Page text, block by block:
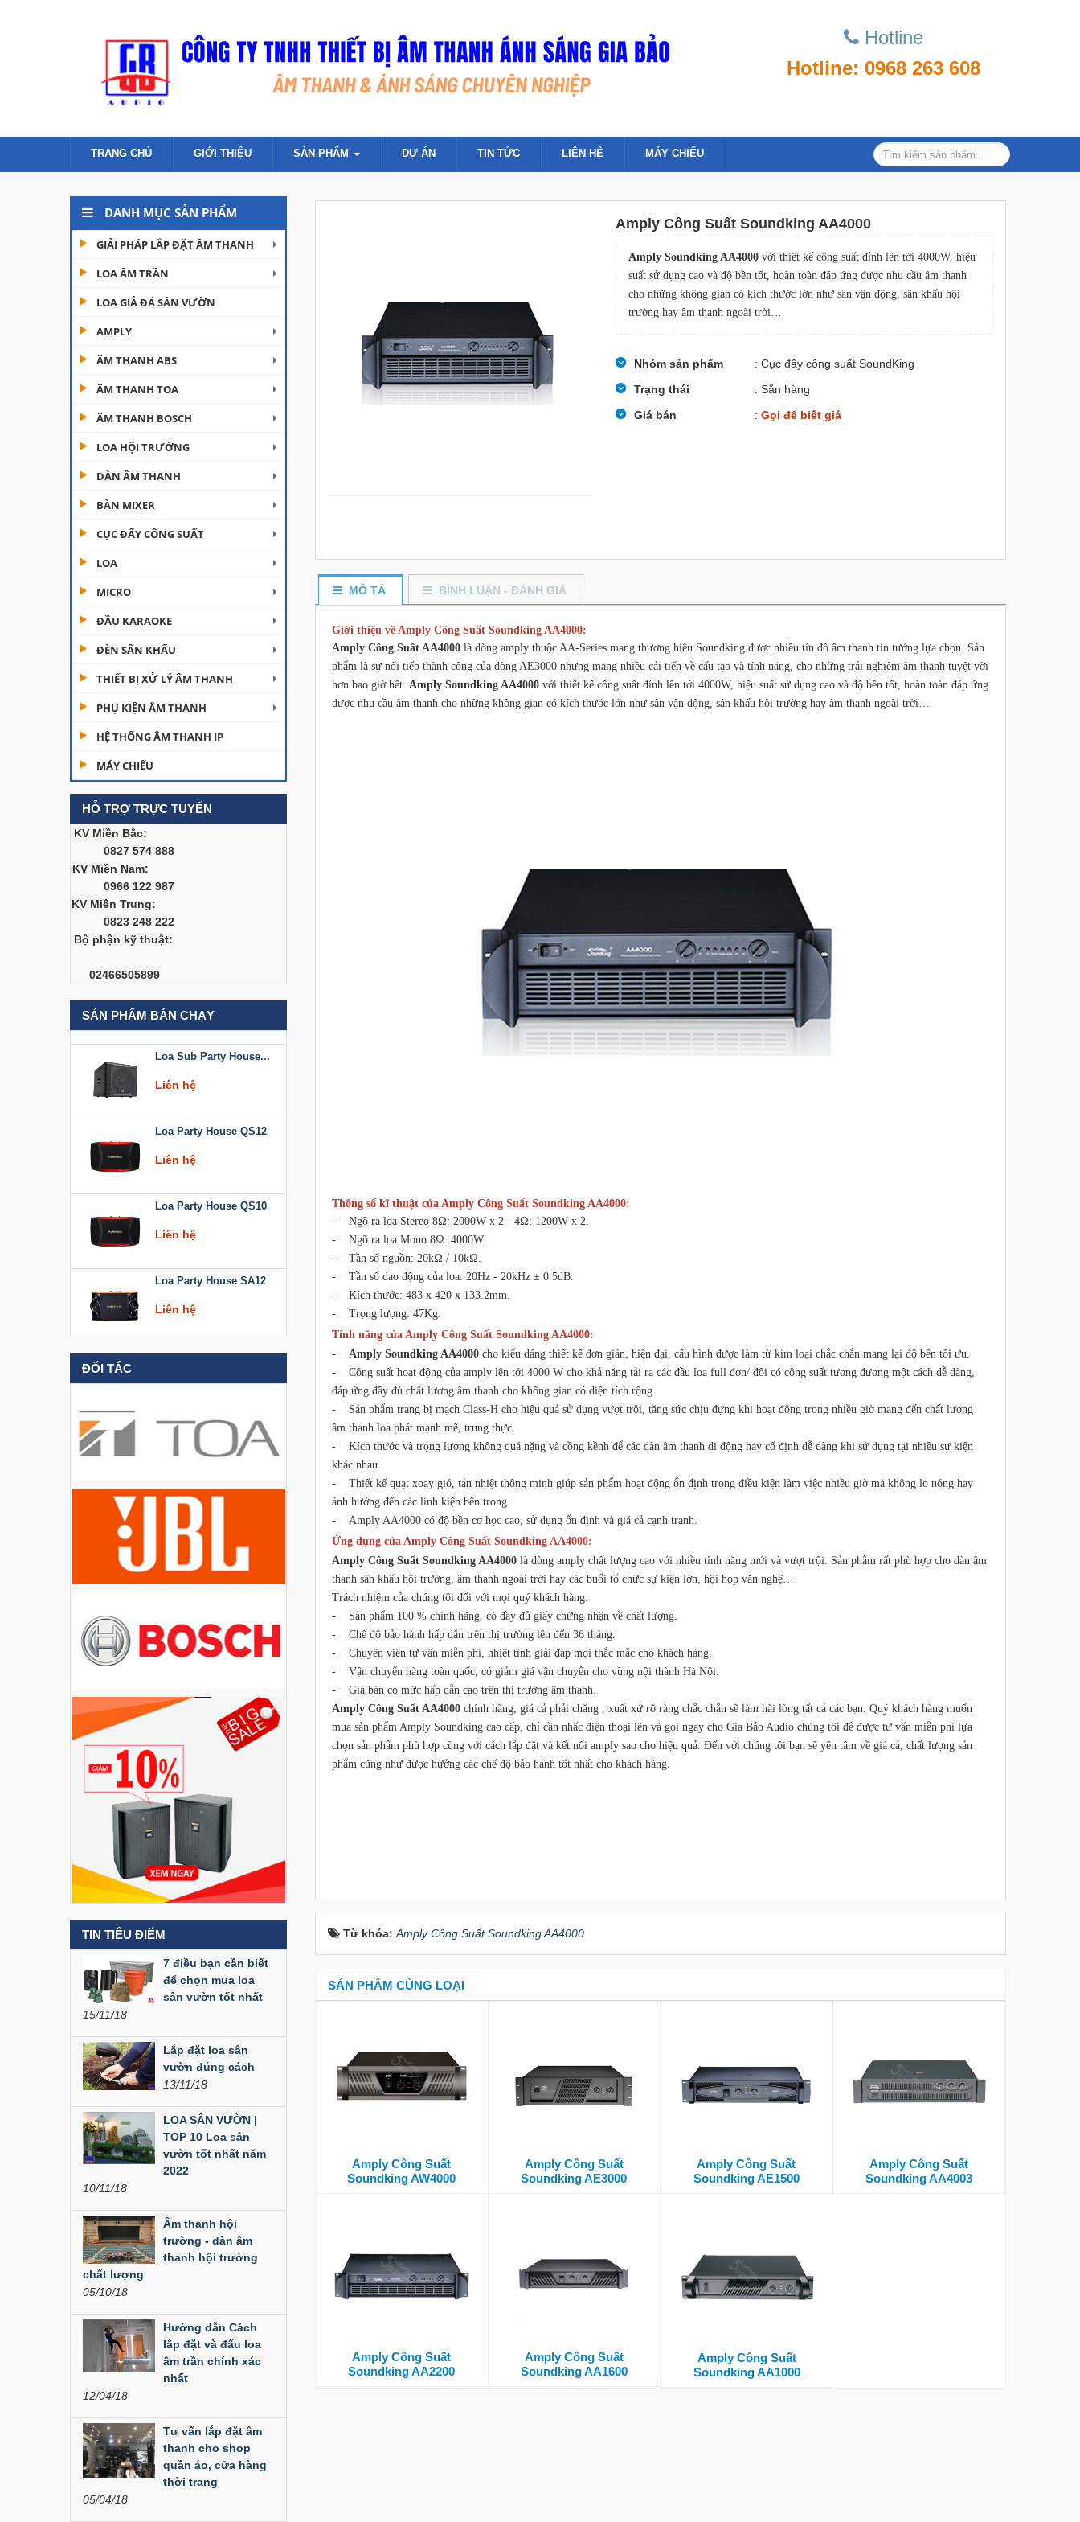
Hotline
Hotline: 0968 263 608
TRANG CHỦ GIỚI THIỆU SẢN PHẨM DỰ ÁN TIN TỨC LIÊN HỆ MÁY CHIẾU
DANH MỤC SẢN PHẨM
GIẢI PHÁP LẮP ĐẶT ÂM THANH
LOA ÂM TRẦN
LOA GIẢ ĐÁ SÂN VƯỜN
AMPLY
ÂM THANH ABS
ÂM THANH TOA
ÂM THANH BOSCH
LOA HỘI TRƯỜNG
DÀN ÂM THANH
BÀN MIXER
CỤC ĐẨY CÔNG SUẤT
LOA
MICRO
ĐẦU KARAOKE
ĐÈN SÂN KHẤU
THIẾT BỊ XỬ LÝ ÂM THANH
PHỤ KIỆN ÂM THANH
HỆ THỐNG ÂM THANH IP
MÁY CHIẾU
HỖ TRỢ TRỰC TUYẾN
KV Miền Bắc:
0827 574 888
KV Miền Nam:
0966 122 987
KV Miền Trung:
0823 248 222
Bộ phận kỹ thuật:
02466505899
SẢN PHẨM BÁN CHẠY
Liên hệ
Cục đẩy công suất
Dàn âm thanh hội
trường...
Bàn Mixer
Allen&Heath...
Liên hệ
Bàn Mixer
Liên hệ
Loa Sub Party House
D218
Liên hệ
Loa Sub Party House...
Loa Party House QS12
Loa Party House QS10
Loa Party House SA12
Loa Party House KT510
Liên hệ
Loa Party House PH12
Liên hệ
Loa Party House PH10
Loa Party House AP12
Loa Party House AP10
Liên hệ
Loa Party House MF15
Liên hệ
Loa Party House MF12
Liên hệ
Liên hệ
Liên hệ
Liên hệ
Đèn Led Moving 108
Liên hệ
Đèn Moving Beam
350W
Đèn Moving Beam 230
Plus
Liên hệ
Liên hệ
Cục đẩy công suất
ĐỐI TÁC
TIN TIÊU ĐIỂM
7 điều bạn cần biết
để chọn mua loa
sân vườn tốt nhất
15/11/18
Lắp đặt loa sân
vườn đúng cách
13/11/18
LOA SÂN VƯỜN |
TOP 10 Loa sân
vườn tốt nhất năm
2022
10/11/18
Âm thanh hội
trường - dàn âm
thanh hội trường
chất lượng
05/10/18
Hướng dẫn Cách
lắp đặt và đấu loa
âm trần chính xác
nhất
12/04/18
Tư vấn lắp đặt âm
thanh cho shop
quần áo, cửa hàng
thời trang
05/04/18
Amply Công Suất Soundking AA4000
Amply Soundking AA4000với thiết kế công suất đỉnh lên tới 4000W, hiệu
suất sử dụng cao và độ bền tốt, hoàn toàn đáp ứng được nhu cầu âm thanh
cho những không gian có kích thước lớn như sân vận động, sân khấu hội
trường hay âm thanh ngoài trời…
Nhóm sản phẩm
: Cục đẩy công suất SoundKing
Trạng thái
: Sẵn hàng
Giá bán
: Gọi để biết giá
MÔ TẢ BÌNH LUẬN - ĐÁNH GIÁ
Giới thiệu về Amply Công Suất Soundking AA4000:
Amply Công Suất AA4000 là dòng amply thuộc AA-Series mang thương hiệu Soundking được nhiều tín đồ âm thanh tin tưởng lựa chọn. Sản
phẩm là sự nối tiếp thành công của dòng AE3000 nhưng mang nhiều cải tiến về cấu tạo và tính năng, cho những trải nghiêm âm thanh tuyệt vời
hơn bao giờ hết. Amply Soundking AA4000 với thiết kế công suất đỉnh lên tới 4000W, hiệu suất sử dụng cao và độ bền tốt, hoàn toàn đáp ứng
được nhu cầu âm thanh cho những không gian có kích thước lớn như sân vận động, sân khấu hội trường hay âm thanh ngoài trời…
Thông số kĩ thuật của Amply Công Suất Soundking AA4000:
- Ngõ ra loa Stereo 8Ω: 2000W x 2 - 4Ω: 1200W x 2.
- Ngõ ra loa Mono 8Ω: 4000W.
- Tần số nguồn: 20kΩ / 10kΩ.
- Tần số dao động của loa: 20Hz - 20kHz ± 0.5dB.
- Kích thước: 483 x 420 x 133.2mm.
- Trọng lượng: 47Kg.
Tính năng của Amply Công Suất Soundking AA4000:
- Amply Soundking AA4000 cho kiểu dáng thiết kế đơn giản, hiện đại, cấu hình được làm từ kim loại chắc chắn mang lại độ bền tối ưu.
- Công suất hoạt động của amply lên tới 4000 W cho khả năng tải ra các đầu loa full đơn/ đôi có công suất tương đương một cách dễ dàng,
đáp ứng đầy đủ chất lượng âm thanh cho không gian có diện tích rộng.
- Sản phẩm trang bị mạch Class-H cho hiệu quả sử dụng vượt trội, tăng sức chịu đựng khi hoạt động trong nhiều giờ mang đến chất lượng
âm thanh loa phát mạnh mẽ, trung thực.
- Kích thước và trọng lượng không quá nặng và cồng kềnh để các dàn âm thanh di động hay cố định dễ dàng khi sử dụng tại nhiều sự kiện
khác nhau.
- Thiết kế quạt xoay gió, tản nhiệt thông minh giúp sản phẩm hoạt động ổn định trong điều kiện làm việc nhiều giờ mà không lo nóng hay
ảnh hưởng đến các linh kiện bên trong.
- Amply AA4000 có độ bền cơ học cao, sử dụng ổn định và giá cả cạnh tranh.
Ứng dụng của Amply Công Suất Soundking AA4000:
Amply Công Suất Soundking AA4000 là dòng amply chất lượng cao với nhiều tính năng mới và vượt trội. Sản phẩm rất phù hợp cho dàn âm
thanh sân khấu hội trường, âm thanh ngoài trời hay các buổi tổ chức sự kiện lớn, hội họp văn nghệ…
Trách nhiệm của chúng tôi đối với mọi quý khách hàng:
- Sản phẩm 100 % chính hãng, có đầy đủ giấy chứng nhận về chất lượng.
- Chế độ bảo hành hấp dẫn trên thị trường lên đến 36 tháng.
- Chuyên viên tư vấn miễn phí, nhiệt tình giải đáp mọi thắc mắc cho khách hàng.
- Vận chuyển hàng toàn quốc, có giảm giá vận chuyển cho vùng nội thành Hà Nội.
- Giá bán có mức hấp dẫn cao trên thị trường âm thanh.
Amply Công Suất AA4000 chính hãng, giá cả phải chăng , xuất xứ rõ ràng chắc chắn sẽ làm hài lòng tất cả các bạn. Quý khách hàng muốn
mua sản phẩm Amply Soundking cao cấp, chỉ cần nhấc điện thoại lên và gọi ngay cho Gia Bảo Audio chúng tôi để được tư vấn miễn phí lựa
chọn sản phẩm phù hợp cùng với cách lắp đặt và kết nối amply sao cho hiệu quả. Đến với chúng tôi bạn sẽ yên tâm về giá cả, chất lượng sản
phẩm cũng như được hưởng các chế độ bảo hành tốt nhất cho khách hàng.
Từ khóa: Amply Công Suất Soundking AA4000
SẢN PHẨM CÙNG LOẠI
Amply Công Suất
Soundking AW4000
Amply Công Suất
Soundking AE3000
Amply Công Suất
Soundking AE1500
Amply Công Suất
Soundking AA4003
Amply Công Suất
Soundking AA2200
Amply Công Suất
Soundking AA1600
Amply Công Suất
Soundking AA1000